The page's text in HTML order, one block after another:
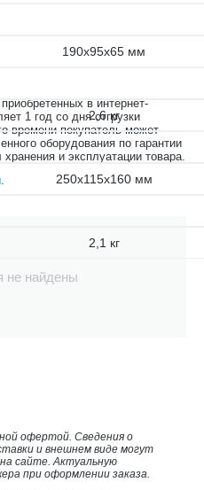
190х95х65 мм
2,6 кг
250х115х160 мм
2,1 кг
в интернет-
1 год со дня отгрузки
времени покупатель может
оборудования по гарантии
и эксплуатации товара.
.
не найдены
офертой. Сведения о
и внешнем виде могут
сайте. Актуальную
при оформлении заказа.